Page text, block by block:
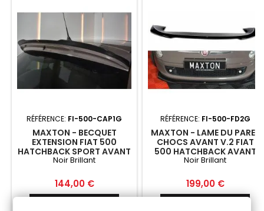
RÉFÉRENCE: FI-500-CAP1G
MAXTON - BECQUET
EXTENSION FIAT 500
HATCHBACK SPORT AVANT
FACELIFT NOIR BRILLANT
Noir Brillant
Prix
144,00 €
RÉFÉRENCE: FI-500-FD2G
MAXTON - LAME DU PARE-
CHOCS AVANT V.2 FIAT
500 HATCHBACK AVANT
FACELIFT NOIR BRILLANT
Noir Brillant
Prix
199,00 €